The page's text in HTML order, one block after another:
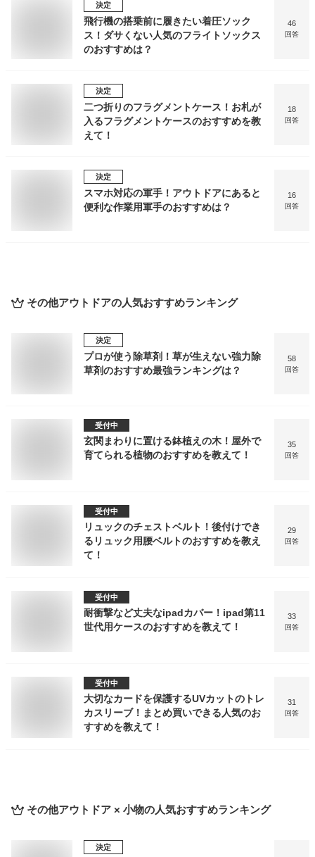
決定
飛行機の搭乗前に履きたい着圧ソック
ス！ダサくない人気のフライトソックス
のおすすめは？
46
回答
決定
二つ折りのフラグメントケース！お札が
入るフラグメントケースのおすすめを教
えて！
18
回答
決定
スマホ対応の軍手！アウトドアにあると
便利な作業用軍手のおすすめは？
16
回答
その他アウトドアの人気おすすめランキング
決定
プロが使う除草剤！草が生えない強力除
草剤のおすすめ最強ランキングは？
58
回答
受付中
玄関まわりに置ける鉢植えの木！屋外で
育てられる植物のおすすめを教えて！
35
回答
受付中
リュックのチェストベルト！後付けでき
るリュック用腰ベルトのおすすめを教え
て！
29
回答
受付中
耐衝撃など丈夫なipadカバー！ipad第11
世代用ケースのおすすめを教えて！
33
回答
受付中
大切なカードを保護するUVカットのトレ
カスリーブ！まとめ買いできる人気のお
すすめを教えて！
31
回答
その他アウトドア × 小物の人気おすすめランキング
決定